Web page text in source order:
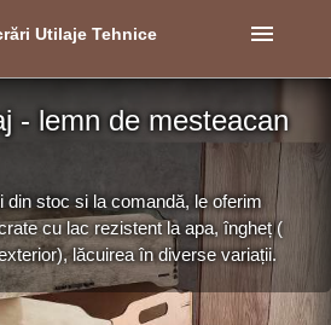
Utilaje Tehnice menu
- lemn de mesteacan
din stoc si la comandă, le oferim
cu lac rezistent la apa, îngheț (
lăcuirea în diverse variații.